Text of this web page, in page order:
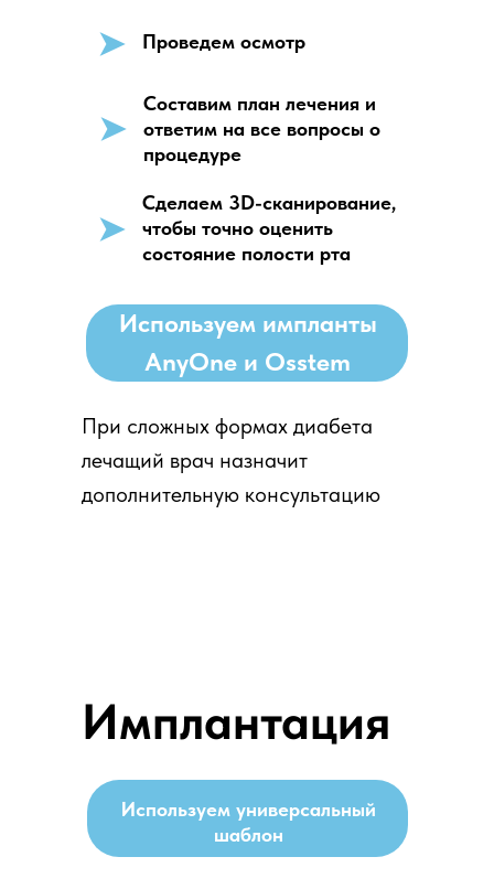
При сложных формах диабета
лечащий врач назначит
дополнительную консультацию
Используем импланты
AnyOne и Osstem
Проведем осмотр
Сделаем 3D-сканирование,
чтобы точно оценить
состояние полости рта
Составим план лечения и
ответим на все вопросы о
процедуре
➤
➤
➤
Имплантация
Используем универсальный
шаблон